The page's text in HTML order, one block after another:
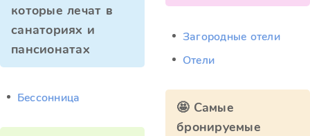
которые лечат в
санаториях и
пансионатах
Бессонница
Загородные отели
Отели
🤩 Самые
бронируемые